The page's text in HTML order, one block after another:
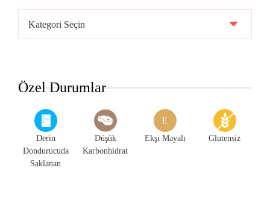
Kategorileri
Özel Durumlar
Derin
Dondurucuda
Saklanan
Düşük
Karbonhidrat
E
Ekşi Mayalı Glutensiz